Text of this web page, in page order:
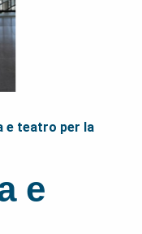
e teatro per la
e